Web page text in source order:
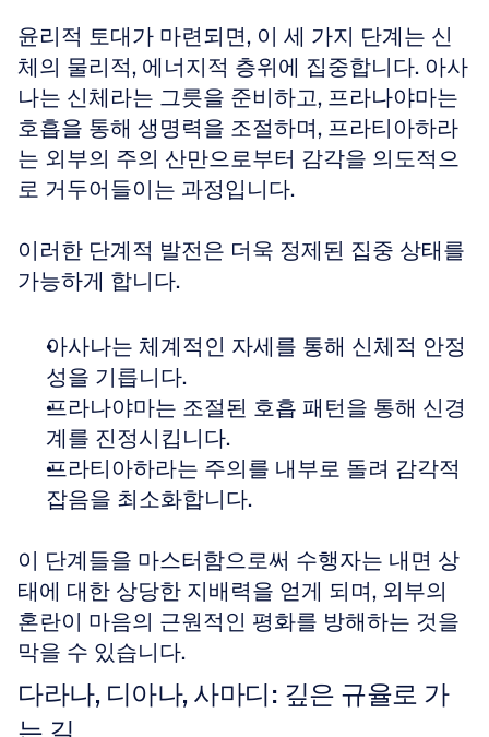
윤리적 토대가 마련되면, 이 세 가지 단계는 신
체의 물리적, 에너지적 층위에 집중합니다. 아사
나는 신체라는 그릇을 준비하고, 프라나야마는
호흡을 통해 생명력을 조절하며, 프라티아하라
는 외부의 주의 산만으로부터 감각을 의도적으
로 거두어들이는 과정입니다.
이러한 단계적 발전은 더욱 정제된 집중 상태를
가능하게 합니다.
아사나는 체계적인 자세를 통해 신체적 안정
성을 기릅니다.
프라나야마는 조절된 호흡 패턴을 통해 신경
계를 진정시킵니다.
프라티아하라는 주의를 내부로 돌려 감각적
잡음을 최소화합니다.
이 단계들을 마스터함으로써 수행자는 내면 상
태에 대한 상당한 지배력을 얻게 되며, 외부의
혼란이 마음의 근원적인 평화를 방해하는 것을
막을 수 있습니다.
다라나, 디아나, 사마디: 깊은 규율로 가